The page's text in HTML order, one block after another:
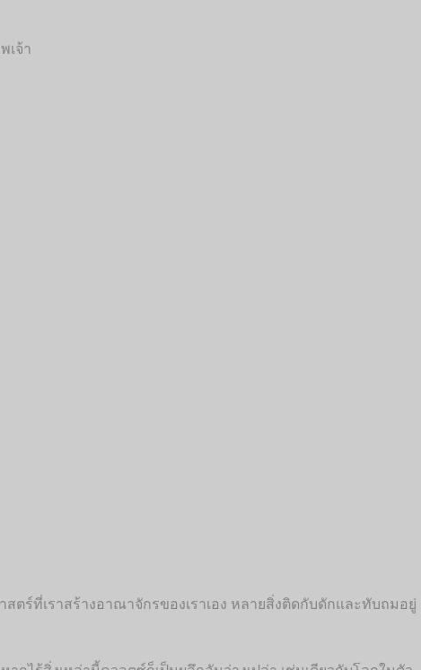
เจ้า
ตร์ที่เราสร้างอาณาจักรของเราเอง หลายสิ่งติดกับดักและทับถมอยู่